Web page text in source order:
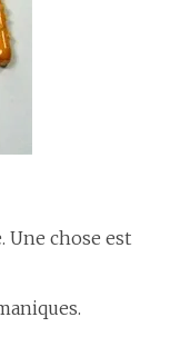
Une chose est